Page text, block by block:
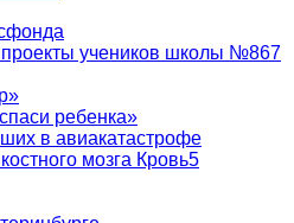
проекты учеников школы №867
ребенка»
в авиакатастрофе
мозга Кровь5